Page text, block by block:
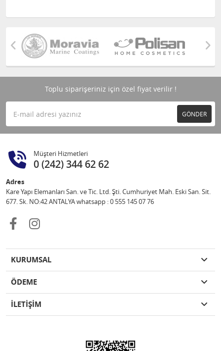
Toplu siparişeriniz için özel fiyat verilir !
GÖNDER
Müşteri Hizmetleri
0 (242) 344 62 62
Adres
Kare Yapı Elemanları San. ve Tic. Ltd. Şti. Cumhuriyet Mah. Eski San. Sit.
677. Sk. NO:42 ANTALYA whatsapp : 0 555 145 07 76
KURUMSAL
ÖDEME
İLETİŞİM